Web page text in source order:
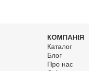
КОМПАНІЯ
Каталог
Блог
Про нас